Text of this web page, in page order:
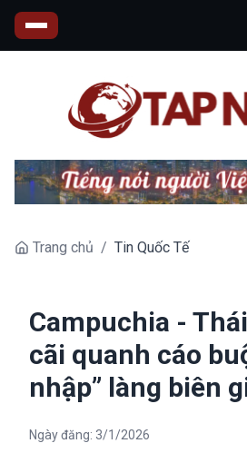
Trang chủ / Tin Quốc Tế
Campuchia -
cãi quanh cáo
nhập” làng biên
Ngày đăng: 3/1/2026